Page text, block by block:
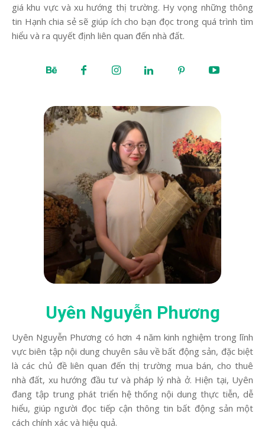
giá khu vực và xu hướng thị trường. Hy vọng những thông
tin Hạnh chia sẻ sẽ giúp ích cho bạn đọc trong quá trình tìm
hiểu và ra quyết định liên quan đến nhà đất.
Uyên Nguyễn Phương
Uyên Nguyễn Phương có hơn 4 năm kinh nghiệm trong lĩnh
vực biên tập nội dung chuyên sâu về bất động sản, đặc biệt
là các chủ đề liên quan đến thị trường mua bán, cho thuê
nhà đất, xu hướng đầu tư và pháp lý nhà ở. Hiện tại, Uyên
đang tập trung phát triển hệ thống nội dung thực tiễn, dễ
hiểu, giúp người đọc tiếp cận thông tin bất động sản một
cách chính xác và hiệu quả.